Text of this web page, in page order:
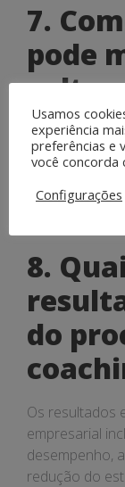
7.
pode
O coaching
8.
do
Os resultados
empresarial
desempenho,
redução do
Usamos
experiência
preferências e
você concorda
Configurações